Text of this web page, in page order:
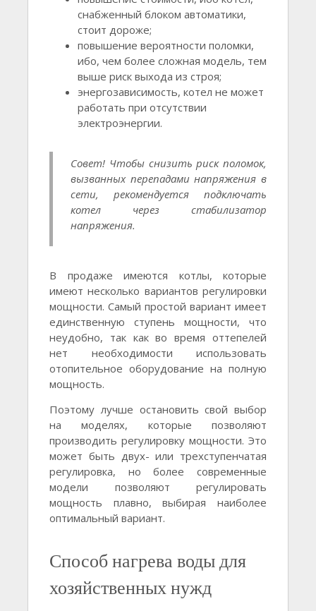
снабженный блоком автоматики,
стоит дороже;
повышение вероятности поломки,
ибо, чем более сложная модель, тем
выше риск выхода из строя;
энергозависимость, котел не может
работать при отсутствии
электроэнергии.
Совет! Чтобы снизить риск поломок,
вызванных перепадами напряжения в
сети, рекомендуется подключать
котел через стабилизатор
напряжения.
В продаже имеются котлы, которые
имеют несколько вариантов регулировки
мощности. Самый простой вариант имеет
единственную ступень мощности, что
неудобно, так как во время оттепелей
нет необходимости использовать
отопительное оборудование на полную
мощность.
Поэтому лучше остановить свой выбор
на моделях, которые позволяют
производить регулировку мощности. Это
может быть двух- или трехступенчатая
регулировка, но более современные
модели позволяют регулировать
мощность плавно, выбирая наиболее
оптимальный вариант.
Способ нагрева воды для
хозяйственных нужд